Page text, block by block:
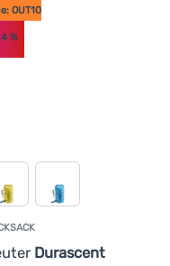
Durascent
OUT10
%